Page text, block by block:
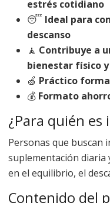
estrés cotidiano
😴 Ideal para
descanso
🧘 Contribuye a
bienestar físico
🍏 Práctico
💰 Formato
¿Para quién es
Personas que buscan
suplementación
en el equilibrio, el
Contenido del